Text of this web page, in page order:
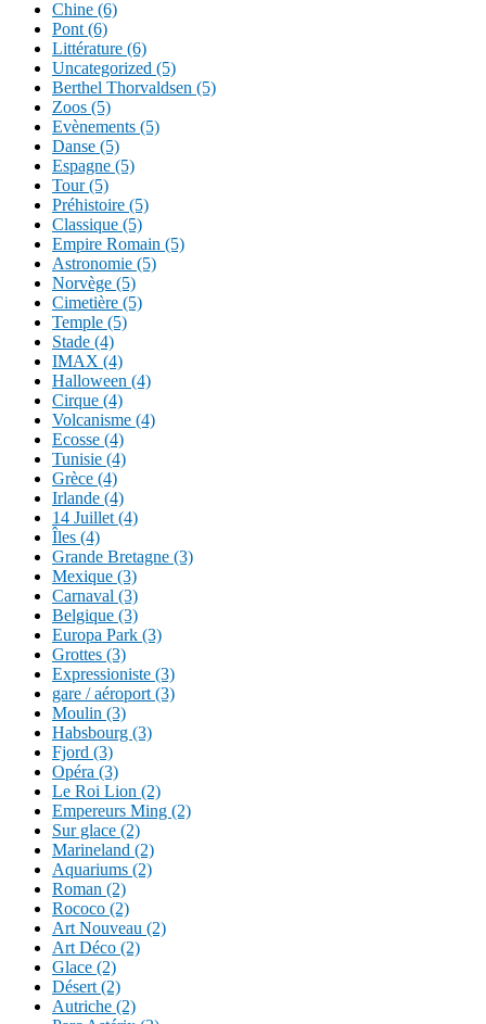
Chine (6)
Pont (6)
Littérature (6)
Uncategorized (5)
Berthel Thorvaldsen (5)
Zoos (5)
Evènements (5)
Danse (5)
Espagne (5)
Tour (5)
Préhistoire (5)
Classique (5)
Empire Romain (5)
Astronomie (5)
Norvège (5)
Cimetière (5)
Temple (5)
Stade (4)
IMAX (4)
Halloween (4)
Cirque (4)
Volcanisme (4)
Ecosse (4)
Tunisie (4)
Grèce (4)
Irlande (4)
14 Juillet (4)
Îles (4)
Grande Bretagne (3)
Mexique (3)
Carnaval (3)
Belgique (3)
Europa Park (3)
Grottes (3)
Expressioniste (3)
gare / aéroport (3)
Moulin (3)
Habsbourg (3)
Fjord (3)
Opéra (3)
Le Roi Lion (2)
Empereurs Ming (2)
Sur glace (2)
Marineland (2)
Aquariums (2)
Roman (2)
Rococo (2)
Art Nouveau (2)
Art Déco (2)
Glace (2)
Désert (2)
Autriche (2)